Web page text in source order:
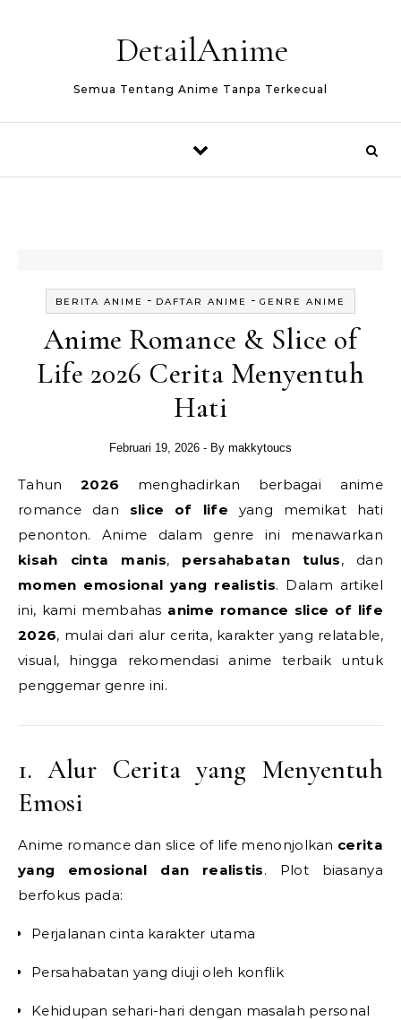
DetailAnime
Semua Tentang Anime Tanpa Terkecual
BERITA ANIME - DAFTAR ANIME - GENRE ANIME
Anime Romance & Slice of
Life 2026 Cerita Menyentuh
Hati
Februari 19, 2026 - By makkytoucs
Tahun 2026 menghadirkan berbagai anime
romance dan slice of life yang memikat hati
penonton. Anime dalam genre ini menawarkan
kisah cinta manis, persahabatan tulus, dan
momen emosional yang realistis. Dalam artikel
ini, kami membahas anime romance slice of life
2026, mulai dari alur cerita, karakter yang relatable,
visual, hingga rekomendasi anime terbaik untuk
penggemar genre ini.
1. Alur Cerita yang Menyentuh
Emosi
Anime romance dan slice of life menonjolkan cerita
yang emosional dan realistis. Plot biasanya
berfokus pada:
Perjalanan cinta karakter utama
Persahabatan yang diuji oleh konflik
Kehidupan sehari-hari dengan masalah personal